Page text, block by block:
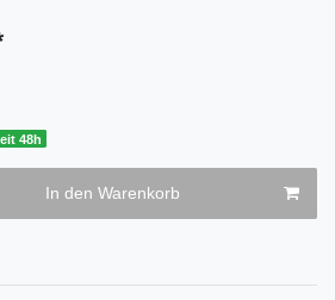
48h
In den Warenkorb